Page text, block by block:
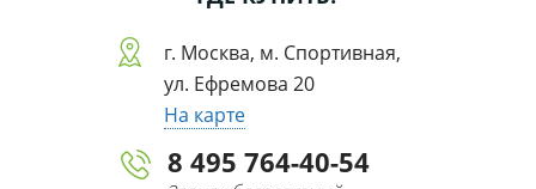
г. Москва, м. Спортивная,
ул. Ефремова 20
На карте
8 495 764-40-54